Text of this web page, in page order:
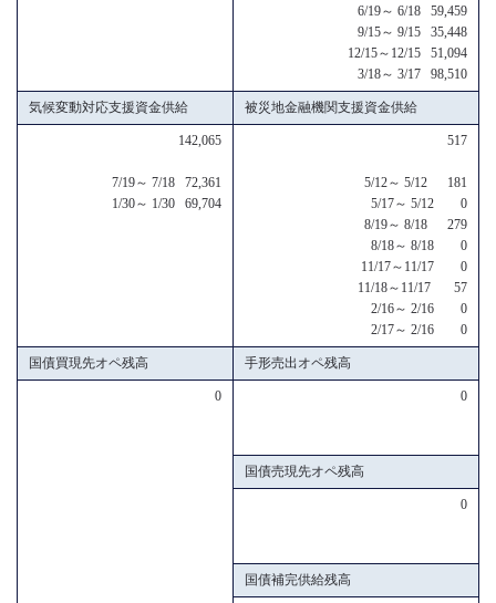
6/19～ 6/18 59,459
9/15～ 9/15 35,448
12/15～12/15 51,094
3/18～ 3/17 98,510
気候変動対応支援資金供給 被災地金融機関支援資金供給
142,065
7/19～ 7/18 72,361
1/30～ 1/30 69,704
517
5/12～ 5/12 181
5/17～ 5/12 0
8/19～ 8/18 279
8/18～ 8/18 0
11/17～11/17 0
11/18～11/17 57
2/16～ 2/16 0
2/17～ 2/16 0
国債買現先オペ残高 手形売出オペ残高
0 0
国債売現先オペ残高
0
国債補完供給残高